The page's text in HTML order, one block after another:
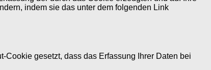
indem sie das unter dem folgenden Link
gesetzt, dass das Erfassung Ihrer Daten bei